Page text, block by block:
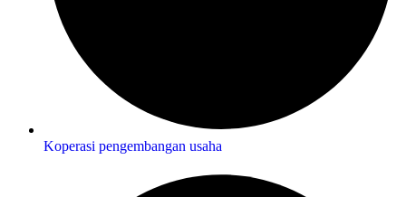
Koperasi pengembangan usaha